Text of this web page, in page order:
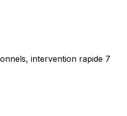
intervention rapide 7